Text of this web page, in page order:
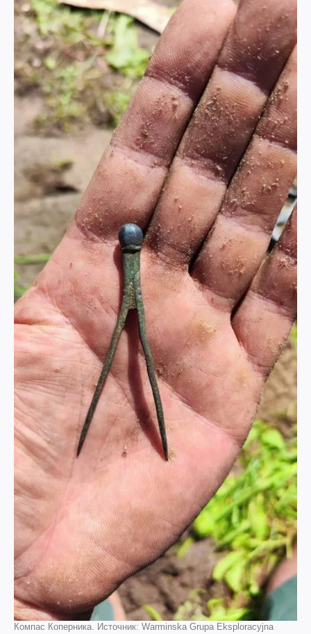
Компас Коперника. Источник: Warminska Grupa Eksploracyjna